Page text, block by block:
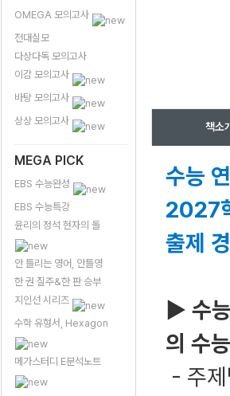
OMEGA 모의고사
전대실모
다상다독 모의고사
이감 모의고사
바탕 모의고사
상상 모의고사
MEGA PICK
EBS 수능완성
EBS 수능특강
윤리의 정석 현자의 돌
안 틀리는 영어, 안틀영
한 권 질주&한 판 승부
지인선 시리즈
수학 유형서, Hexagon
메가스터디 E분석노트
책소
수능
2027
출제
▶ 수
의 수
- 주